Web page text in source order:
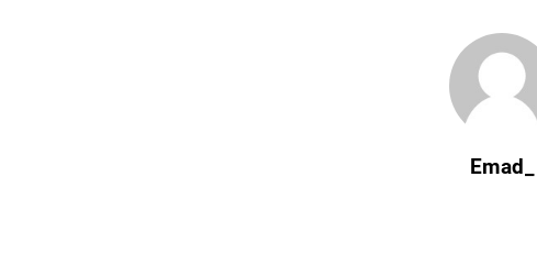
Emad_